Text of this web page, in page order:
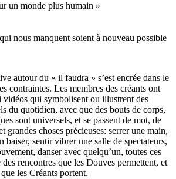
un monde plus humain »
nous manquent soient à nouveau possible
autour du « il faudra » s’est encrée dans le
contraintes. Les membres des créants ont
vidéos qui symbolisent ou illustrent des
du quotidien, avec que des bouts de corps,
sont universels, et se passent de mot, de
grandes choses précieuses: serrer une main,
baiser, sentir vibrer une salle de spectateurs,
danser avec quelqu’un, toutes ces
rencontres que les Douves permettent, et
que les Créants portent.